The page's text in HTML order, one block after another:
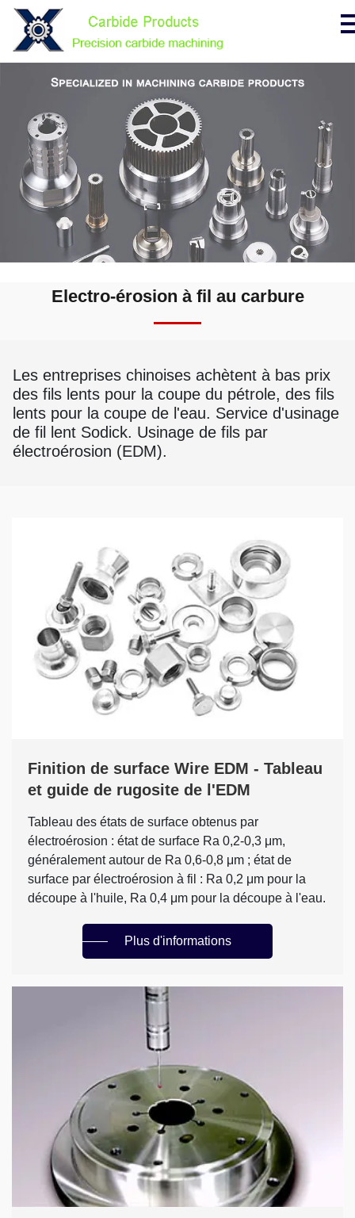
Electro-érosion à fil au carbure
Les entreprises chinoises achètent à bas prix
des fils lents pour la coupe du pétrole, des fils
lents pour la coupe de l'eau. Service d'usinage
de fil lent Sodick. Usinage de fils par
électroérosion (EDM).
Finition de surface Wire EDM - Tableau
et guide de rugosite de l'EDM
Tableau des états de surface obtenus par
électroérosion : état de surface Ra 0,2-0,3 μm,
généralement autour de Ra 0,6-0,8 μm ; état de
surface par électroérosion à fil : Ra 0,2 μm pour la
découpe à l'huile, Ra 0,4 μm pour la découpe à l'eau.
Plus d'informations